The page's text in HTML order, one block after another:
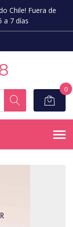
Chile! Fuera de
a 7 días
0